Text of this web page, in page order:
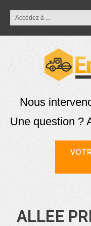
Nous
Une question ?
ALLÉE